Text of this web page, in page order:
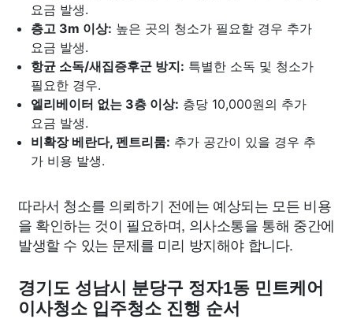
요금 발생.
층고 3m 이상: 높은 곳의 청소가 필요할 경우 추가
요금 발생.
항균 소독/새집증후군 방지: 특별한 소독 및 청소가
필요한 경우.
엘리베이터 없는 3층 이상: 층당 10,000원의 추가
요금 발생.
비확장 베란다, 펜트리룸: 추가 공간이 있을 경우 추
가 비용 발생.
따라서 청소를 의뢰하기 전에는 예상되는 모든 비용
을 확인하는 것이 필요하며, 의사소통을 통해 중간에
발생할 수 있는 문제를 미리 방지해야 합니다.
경기도 성남시 분당구 정자1동 민트케어
이사청소 입주청소 진행 순서